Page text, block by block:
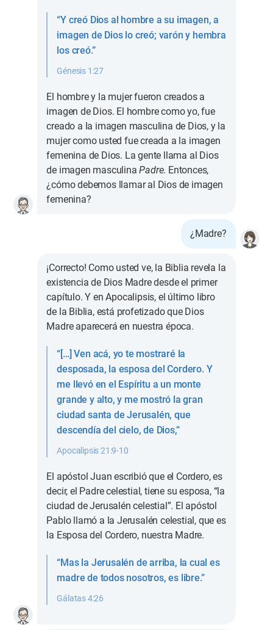
“Y creó Dios al hombre a su imagen, a
imagen de Dios lo creó; varón y hembra
los creó.”
Génesis 1:27
El hombre y la mujer fueron creados a
imagen de Dios. El hombre como yo, fue
creado a la imagen masculina de Dios, y la
mujer como usted fue creada a la imagen
femenina de Dios. La gente llama al Dios
de imagen masculinaPadre. Entonces,
¿cómo debemos llamar al Dios de imagen
femenina?
¿Madre?
¡Correcto! Como usted ve, la Biblia revela la
existencia de Dios Madre desde el primer
capítulo. Y en Apocalipsis, el último libro
de la Biblia, está profetizado que Dios
Madre aparecerá en nuestra época.
“[…] Ven acá, yo te mostraré la
desposada, la esposa del Cordero. Y
me llevó en el Espíritu a un monte
grande y alto, y me mostró la gran
ciudad santa de Jerusalén, que
descendía del cielo, de Dios,”
Apocalipsis 21:9-10
El apóstol Juan escribió que el Cordero, es
decir, el Padre celestial, tiene su esposa, “la
ciudad de Jerusalén celestial”. El apóstol
Pablo llamó a la Jerusalén celestial, que es
la Esposa del Cordero, nuestra Madre.
“Mas la Jerusalén de arriba, la cual es
madre de todos nosotros, es libre.”
Gálatas 4:26